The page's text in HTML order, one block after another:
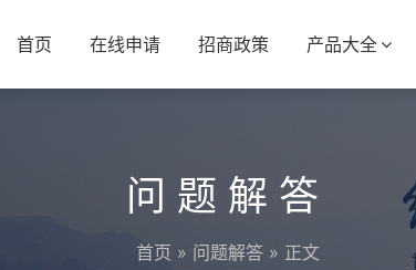
首页 在线申请 招商政策 产品大全
问题解答
首页 » 问题解答 » 正文